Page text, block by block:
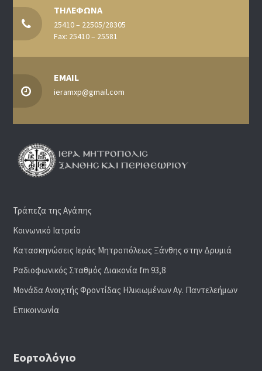
ΤΗΛΕΦΩΝΑ
25410 – 22505/28305
Fax: 25410 – 25581
EMAIL
ieramxp@gmail.com
Τράπεζα της Αγάπης
Κοινωνικό Ιατρείο
Κατασκηνώσεις Ιεράς Μητροπόλεως Ξάνθης στην Δρυμιά
Ραδιoφωνικός Σταθμός Διακονία fm 93,8
Μονάδα Ανοιχτής Φροντίδας Ηλικιωμένων Αγ. Παντελεήμων
Επικοινωνία
Εορτολόγιο